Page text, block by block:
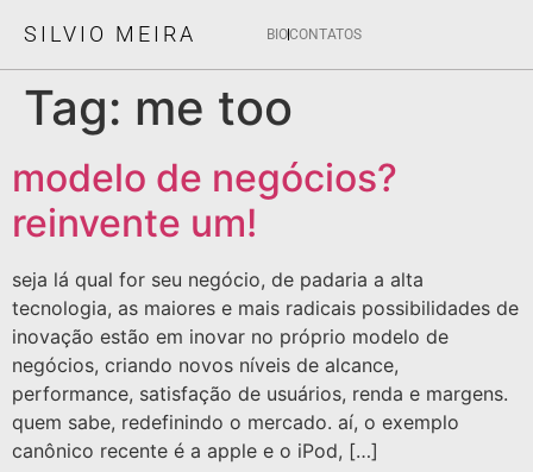
SILVIO MEIRA BIOCONTATOS
Tag: me too
modelo de negócios?
reinvente um!
seja lá qual for seu negócio, de padaria a alta
tecnologia, as maiores e mais radicais possibilidades de
inovação estão em inovar no próprio modelo de
negócios, criando novos níveis de alcance,
performance, satisfação de usuários, renda e margens.
quem sabe, redefinindo o mercado. aí, o exemplo
canônico recente é a apple e o iPod, […]